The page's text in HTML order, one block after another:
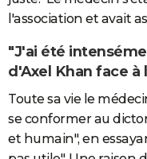
l'association et avait
"J'ai été
d'Axel Khan face à
Toute sa vie le
se conformer au
et humain", en